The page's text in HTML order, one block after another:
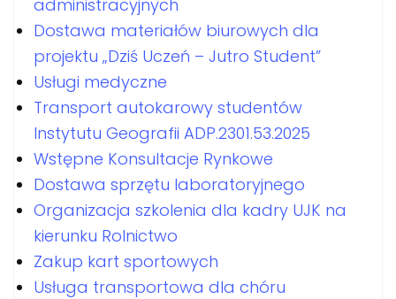
administracyjnych
Dostawa materiałów biurowych dla
projektu „Dziś Uczeń – Jutro Student”
Usługi medyczne
Transport autokarowy studentów
Instytutu Geografii ADP.2301.53.2025
Wstępne Konsultacje Rynkowe
Dostawa sprzętu laboratoryjnego
Organizacja szkolenia dla kadry UJK na
kierunku Rolnictwo
Zakup kart sportowych
Usługa transportowa dla chóru